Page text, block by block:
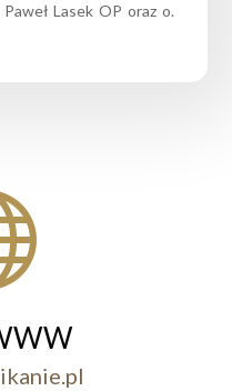
Lasek OP oraz o.